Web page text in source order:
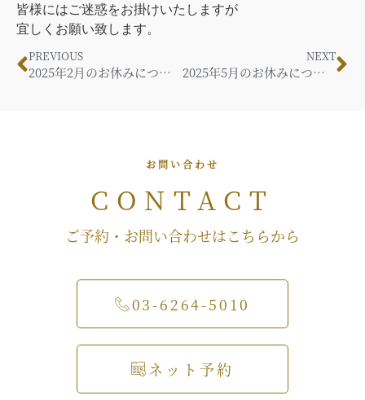
皆様にはご迷惑をお掛けいたしますが
宜しくお願い致します。
PREVIOUS
2025年2月のお休みについて
NEXT
2025年5月のお休みについて
お問い合わせ
CONTACT
ご予約・お問い合わせはこちらから
03-6264-5010
ネット予約